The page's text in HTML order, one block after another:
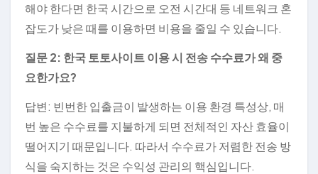
해야 한다면 한국 시간으로 오전 시간대 등 네트워크 혼
잡도가 낮은 때를 이용하면 비용을 줄일 수 있습니다.
질문 2: 한국 토토사이트 이용 시 전송 수수료가 왜 중
요한가요?
답변: 빈번한 입출금이 발생하는 이용 환경 특성상, 매
번 높은 수수료를 지불하게 되면 전체적인 자산 효율이
떨어지기 때문입니다. 따라서 수수료가 저렴한 전송 방
식을 숙지하는 것은 수익성 관리의 핵심입니다.